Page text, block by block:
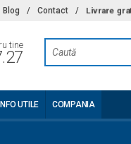
Blog / Contact / Livrare
tine
UTILE COMPANIA